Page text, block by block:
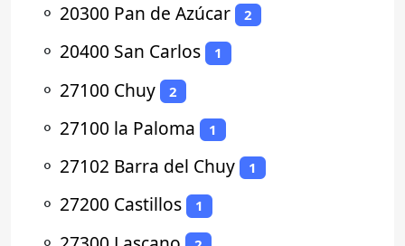
⚬ 20300 Pan de Azúcar 2
⚬ 20400 San Carlos 1
⚬ 27100 Chuy 2
⚬ 27100 la Paloma 1
⚬ 27102 Barra del Chuy 1
⚬ 27200 Castillos 1